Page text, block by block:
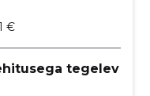
€
tegelev